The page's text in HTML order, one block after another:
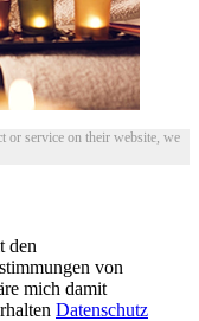
or service on their website, we
den
von
mich damit
Datenschutz